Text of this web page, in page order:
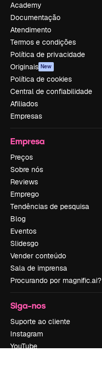
Academy
Documentação
Atendimento
Termos e condições
Política de privacidade
Originais New
Política de cookies
Central de confiabilidade
Afiliados
Empresas
Empresa
Preços
Sobre nós
Reviews
Emprego
Tendências de pesquisa
Blog
Eventos
Slidesgo
Vender conteúdo
Sala de imprensa
Procurando por magnific.ai?
Siga-nos
Suporte ao cliente
Instagram
YouTube